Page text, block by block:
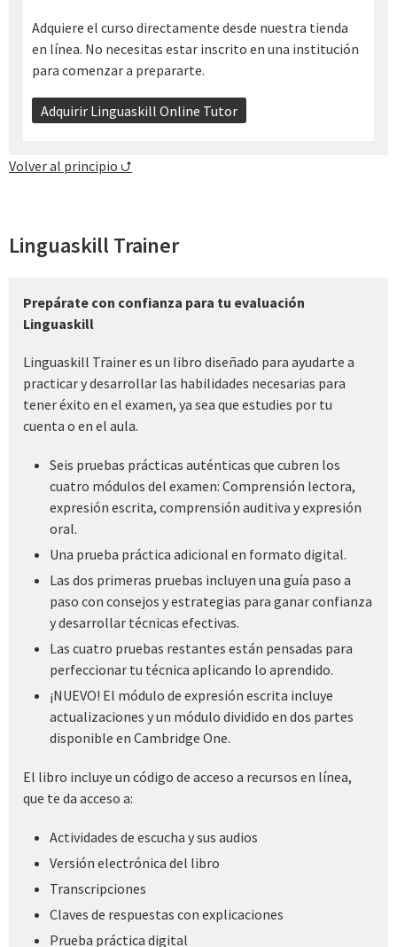
Adquiere el curso directamente desde nuestra tienda
en línea. No necesitas estar inscrito en una institución
para comenzar a prepararte.
Adquirir Linguaskill Online Tutor
Volver al principio ⮍
Linguaskill Trainer
Prepárate con confianza para tu evaluación
Linguaskill
Linguaskill Trainer es un libro diseñado para ayudarte a
practicar y desarrollar las habilidades necesarias para
tener éxito en el examen, ya sea que estudies por tu
cuenta o en el aula.
Seis pruebas prácticas auténticas que cubren los
cuatro módulos del examen: Comprensión lectora,
expresión escrita, comprensión auditiva y expresión
oral.
Una prueba práctica adicional en formato digital.
Las dos primeras pruebas incluyen una guía paso a
paso con consejos y estrategias para ganar confianza
y desarrollar técnicas efectivas.
Las cuatro pruebas restantes están pensadas para
perfeccionar tu técnica aplicando lo aprendido.
¡NUEVO! El módulo de expresión escrita incluye
actualizaciones y un módulo dividido en dos partes
disponible en Cambridge One.
El libro incluye un código de acceso a recursos en línea,
que te da acceso a:
Actividades de escucha y sus audios
Versión electrónica del libro
Transcripciones
Claves de respuestas con explicaciones
Prueba práctica digital